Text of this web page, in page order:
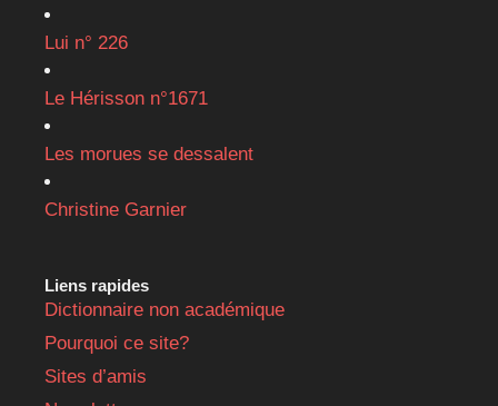
Lui n° 226
Le Hérisson n°1671
Les morues se dessalent
Christine Garnier
Liens rapides
Dictionnaire non académique
Pourquoi ce site?
Sites d’amis